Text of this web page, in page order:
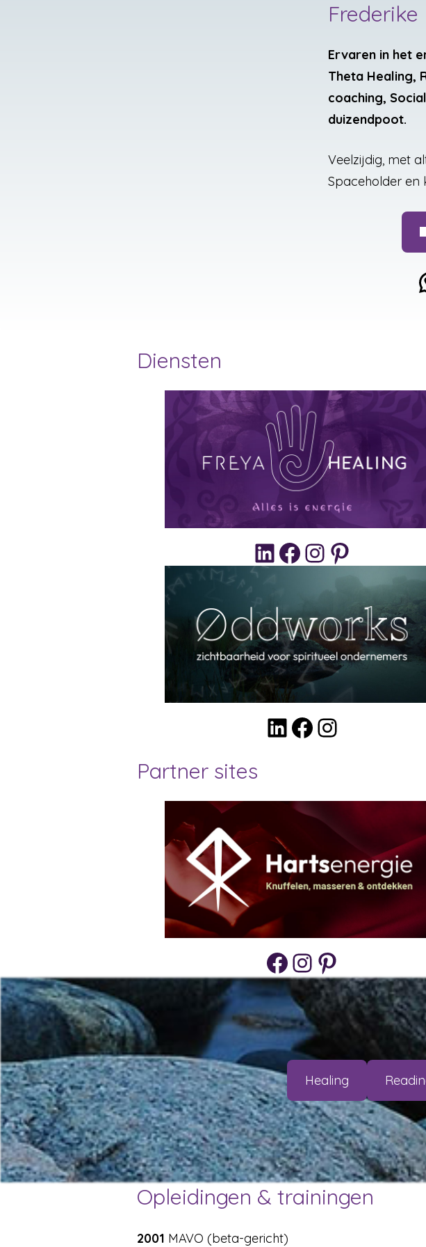
Frederike
Ervaren in het
Theta Healing,
coaching,
duizendpoot.
Veelzijdig, met
Spaceholder en
In haar vrije tijd
Diensten
LinkedIn Facebook Instagram Pinterest
LinkedIn Facebook Instagram
Partner sites
Facebook Instagram Pinterest
Healing
Opleidingen & trainingen
2001 MAVO (beta-gericht)